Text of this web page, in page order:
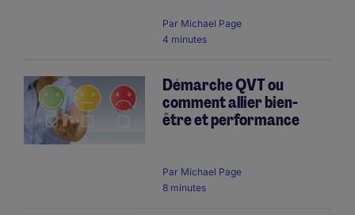
Par Michael Page
4 minutes
Démarche QVT ou
comment allier bien-
être et performance
Par Michael Page
8 minutes